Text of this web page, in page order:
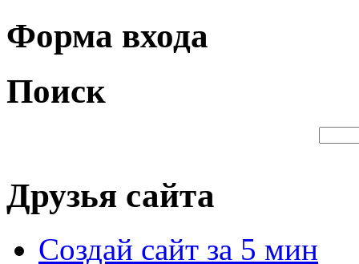
Форма входа
Поиск
Друзья сайта
Создай сайт за 5 мин